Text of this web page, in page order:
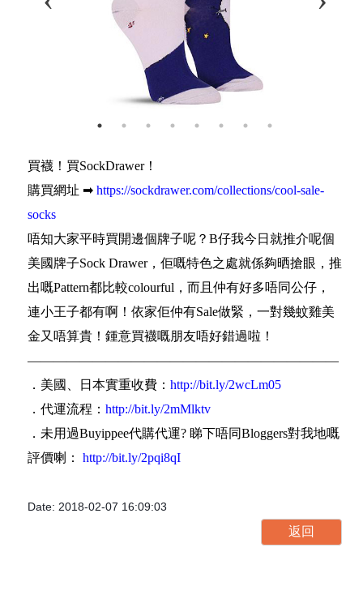
買襪！買SockDrawer！
購買網址 ➡ https://sockdrawer.com/collections/cool-sale-
socks
唔知大家平時買開邊個牌子呢？B仔我今日就推介呢個
美國牌子Sock Drawer，佢嘅特色之處就係夠晒搶眼，推
出嘅Pattern都比較colourful，而且仲有好多唔同公仔，
連小王子都有啊！依家佢仲有Sale做緊，一對幾蚊雞美
金又唔算貴！鍾意買襪嘅朋友唔好錯過啦！
————————————————————————
．美國、日本實重收費： http://bit.ly/2wcLm05
．代運流程： http://bit.ly/2mMlktv
．未用過Buyippee代購代運? 睇下唔同Bloggers對我地嘅
評價喇： http://bit.ly/2pqi8qI
Date: 2018-02-07 16:09:03